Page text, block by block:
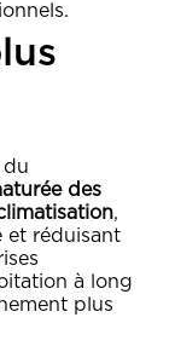
du
des
,
et réduisant
à long
plus